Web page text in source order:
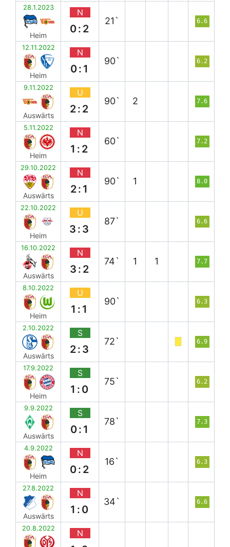
28.1.2023
Heim
N
0:2
21` 6.6
12.11.2022
Heim
N
0:1
90` 6.2
9.11.2022
Auswärts
U
2:2
90` 2 7.6
5.11.2022
Heim
N
1:2
60` 7.2
29.10.2022
Auswärts
N
2:1
90` 1 8.0
22.10.2022
Heim
U
3:3
87` 6.6
16.10.2022
Auswärts
N
3:2
74` 1 1 7.7
8.10.2022
Heim
U
1:1
90` 6.3
2.10.2022
Auswärts
S
2:3
72` 6.9
17.9.2022
Heim
S
1:0
75` 6.2
9.9.2022
Auswärts
S
0:1
78` 7.3
4.9.2022
Heim
N
0:2
16` 6.3
27.8.2022
Auswärts
N
1:0
34` 6.6
20.8.2022 N